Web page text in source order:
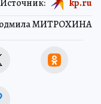
МИТРОХИНА
Источник: kp.ru